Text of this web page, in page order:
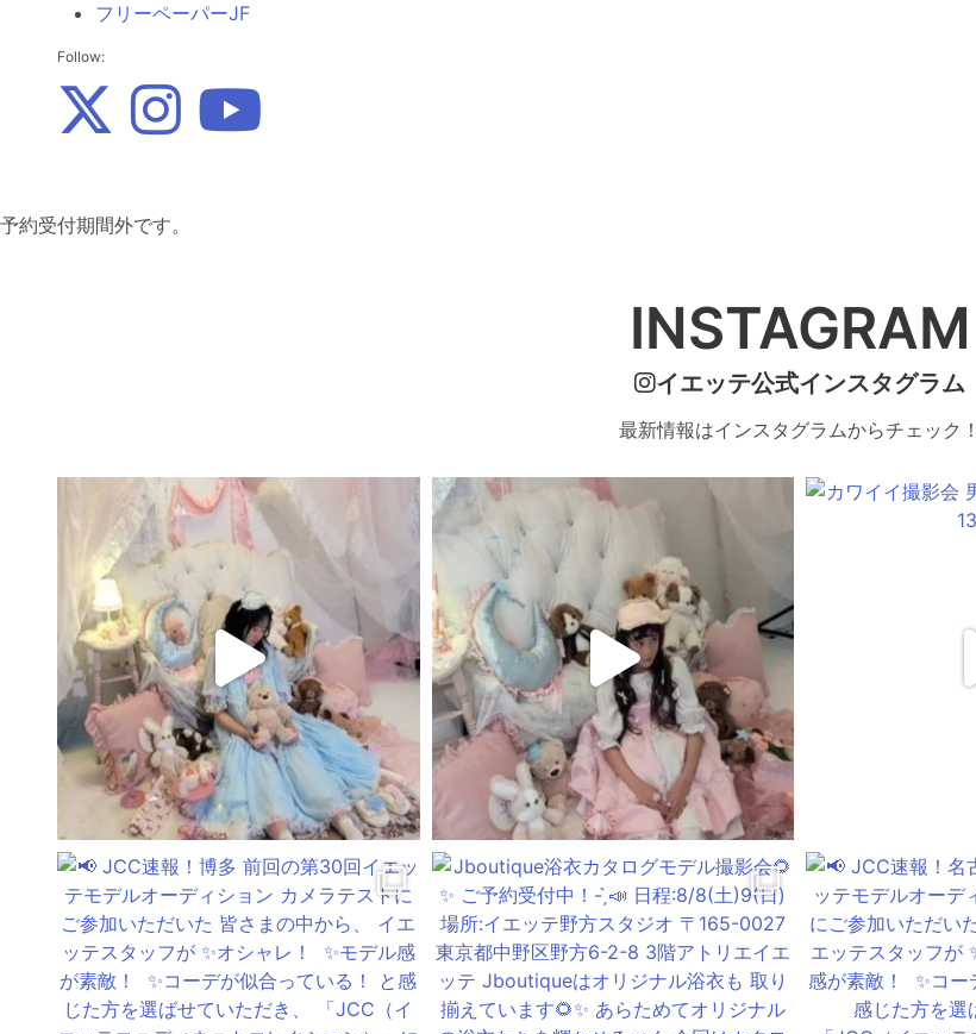
フリーペーパーJF
Follow:
予約受付期間外です。
INSTAGRAM
イエッテ公式インスタグラム
最新情報はインスタグラムからチェック！